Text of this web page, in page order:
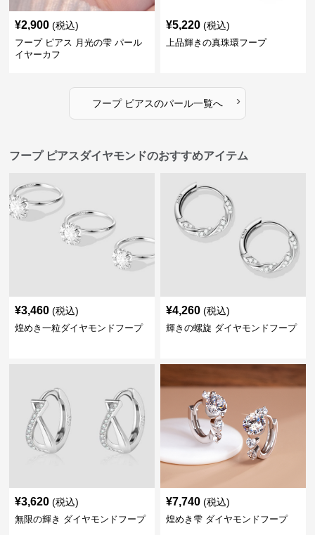
¥2,900 (税込)
フープ ピアス 月光の雫 パール
イヤーカフ
¥5,220 (税込)
上品輝きの真珠環フープ
フープ ピアスのパール一覧へ ›
フープ ピアスダイヤモンドのおすすめアイテム
¥3,460 (税込)
煌めき一粒ダイヤモンドフープ
¥4,260 (税込)
輝きの螺旋 ダイヤモンドフープ
¥3,620 (税込)
無限の輝き ダイヤモンドフープ
¥7,740 (税込)
煌めき雫 ダイヤモンドフープ